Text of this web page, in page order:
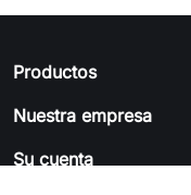
Productos
Nuestra empresa
Su cuenta